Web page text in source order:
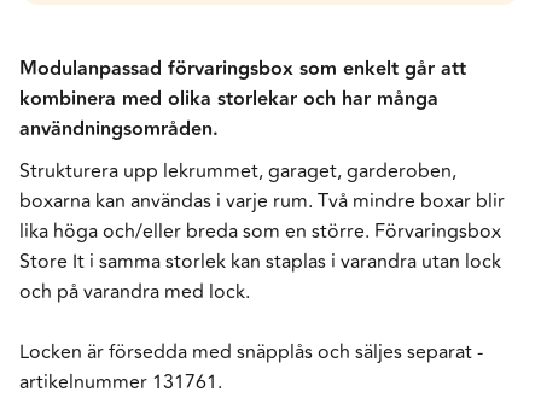
Modulanpassad förvaringsbox som enkelt går att
kombinera med olika storlekar och har många
användningsområden.
Strukturera upp lekrummet, garaget, garderoben,
boxarna kan användas i varje rum. Två mindre boxar blir
lika höga och/eller breda som en större. Förvaringsbox
Store It i samma storlek kan staplas i varandra utan lock
och på varandra med lock.
Locken är försedda med snäpplås och säljes separat -
artikelnummer 131761.